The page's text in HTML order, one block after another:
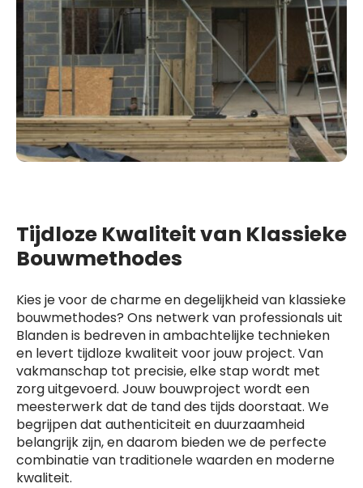
Tijdloze Kwaliteit van Klassieke
Bouwmethodes
Kies je voor de charme en degelijkheid van klassieke
bouwmethodes? Ons netwerk van professionals uit
Blanden is bedreven in ambachtelijke technieken
en levert tijdloze kwaliteit voor jouw project. Van
vakmanschap tot precisie, elke stap wordt met
zorg uitgevoerd. Jouw bouwproject wordt een
meesterwerk dat de tand des tijds doorstaat. We
begrijpen dat authenticiteit en duurzaamheid
belangrijk zijn, en daarom bieden we de perfecte
combinatie van traditionele waarden en moderne
kwaliteit.